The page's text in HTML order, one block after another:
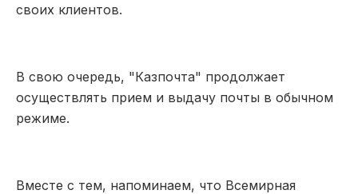
своих клиентов.
В свою очередь, "Казпочта" продолжает
осуществлять прием и выдачу почты в обычном
режиме.
Вместе с тем, напоминаем, что Всемирная